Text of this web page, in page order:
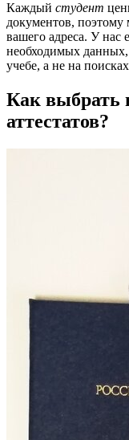
Каждый студент
документов,
вашего адреса. У нас
необходимых данных,
учебе, а не на
Как выбрать
аттестатов?